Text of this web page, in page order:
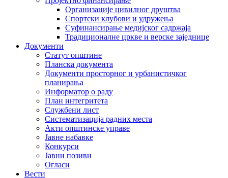
Организације цивилног друштва
Спортски клубови и удружења
Суфинансирање медијског садржаја
Традиционалне цркве и верске заједнице
Документи
Статут општине
Планска документа
Документи просторног и урбанистичког
планирања
Информатор о раду
План интегритета
Службени лист
Систематизација радних места
Акти општинске управе
Јавне набавке
Конкурси
Јавни позиви
Огласи
Вести